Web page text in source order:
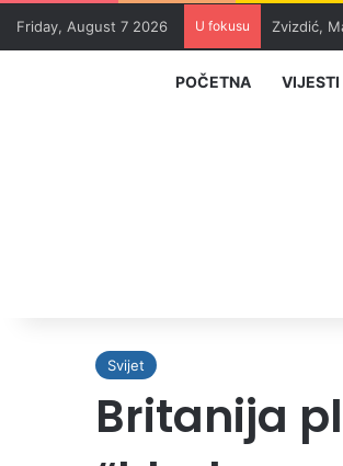
Friday, August 7 2026 U fokusu Zvizdić,
POČETNA VIJESTI
Svijet
Britanija